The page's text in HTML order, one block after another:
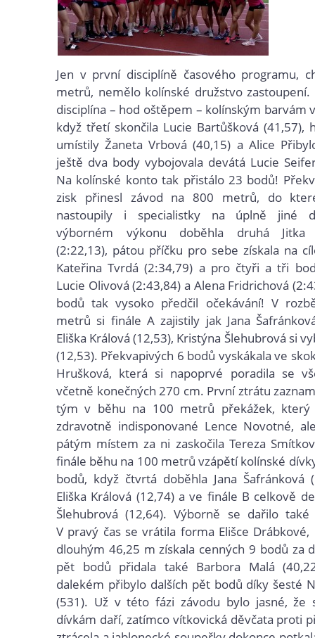
Jen v první disciplíně časového programu,
metrů, nemělo kolínské družstvo zastoupení.
disciplína – hod oštěpem – kolínským barvám
když třetí skončila Lucie Bartůšková (41,57),
umístily Žaneta Vrbová (40,15) a Alice
ještě dva body vybojovala devátá Lucie
Na kolínské konto tak přistálo 23 bodů!
zisk přinesl závod na 800 metrů, do
nastoupily i specialistky na úplně jiné
výborném výkonu doběhla druhá Jitka
(2:22,13), pátou příčku pro sebe získala na
Kateřina Tvrdá (2:34,79) a pro čtyři a tři
Lucie Olivová (2:43,84) a Alena Fridrichová
bodů tak vysoko předčil očekávání! V
metrů si finále A zajistily jak Jana
Eliška Králová (12,53), Kristýna Šlehubrová si
(12,53). Překvapivých 6 bodů vyskákala ve
Hrušková, která si napoprvé poradila se
včetně konečných 270 cm. První ztrátu
tým v běhu na 100 metrů překážek, který
zdravotně indisponované Lence Novotné,
pátým místem za ni zaskočila Tereza
finále běhu na 100 metrů vzápětí kolínské
bodů, když čtvrtá doběhla Jana Šafránková
Eliška Králová (12,74) a ve finále B celkově
Šlehubrová (12,64). Výborně se dařilo také
V pravý čas se vrátila forma Elišce
dlouhým 46,25 m získala cenných 9 bodů za
pět bodů přidala také Barbora Malá
dalekém přibylo dalších pět bodů díky šesté
(531). Už v této fázi závodu bylo jasné, že
dívkám daří, zatímco vítkovická děvčata proti